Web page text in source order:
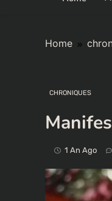
Home
CHRONIQUES
1 An Ago